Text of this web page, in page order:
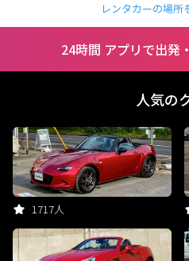
レンタカーの場所
24時間 アプリで出発
人気の
1717人